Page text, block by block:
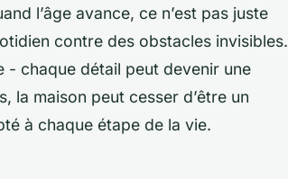
l’âge avance, ce n’est pas juste
contre des obstacles invisibles.
- chaque détail peut devenir une
la maison peut cesser d’être un
à chaque étape de la vie.